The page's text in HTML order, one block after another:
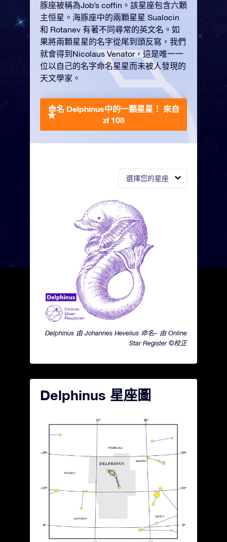
選擇您的星座
Delphinus 由 Johannes Hevelius 命名– 由 Online
Star Register ©校正
豚座被稱為Job’s coffin。該星座包含六顆
主恒星。海豚座中的兩顆星星 Sualocin
和 Rotanev 有著不同尋常的英文名。如
果將兩顆星星的名字從尾到頭反寫，我們
就會得到Nicolaus Venator，這是唯一一
位以自己的名字命名星星而未被人發現的
天文學家。
命名 Delphinus中的一顆星星！ 來自
zł 108
Delphinus 星座圖